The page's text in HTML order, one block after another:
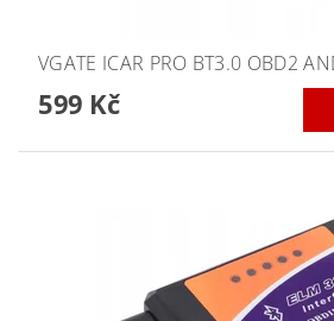
VGATE ICAR PRO BT3.0 OBD2
599 Kč